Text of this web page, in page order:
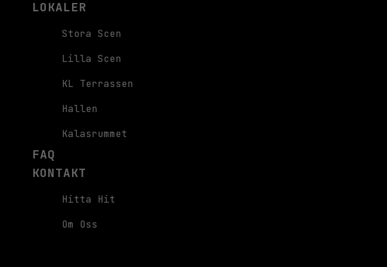
LOKALER
Stora Scen
Lilla Scen
KL Terrassen
Hallen
Kalasrummet
FAQ
KONTAKT
Hitta Hit
Om Oss